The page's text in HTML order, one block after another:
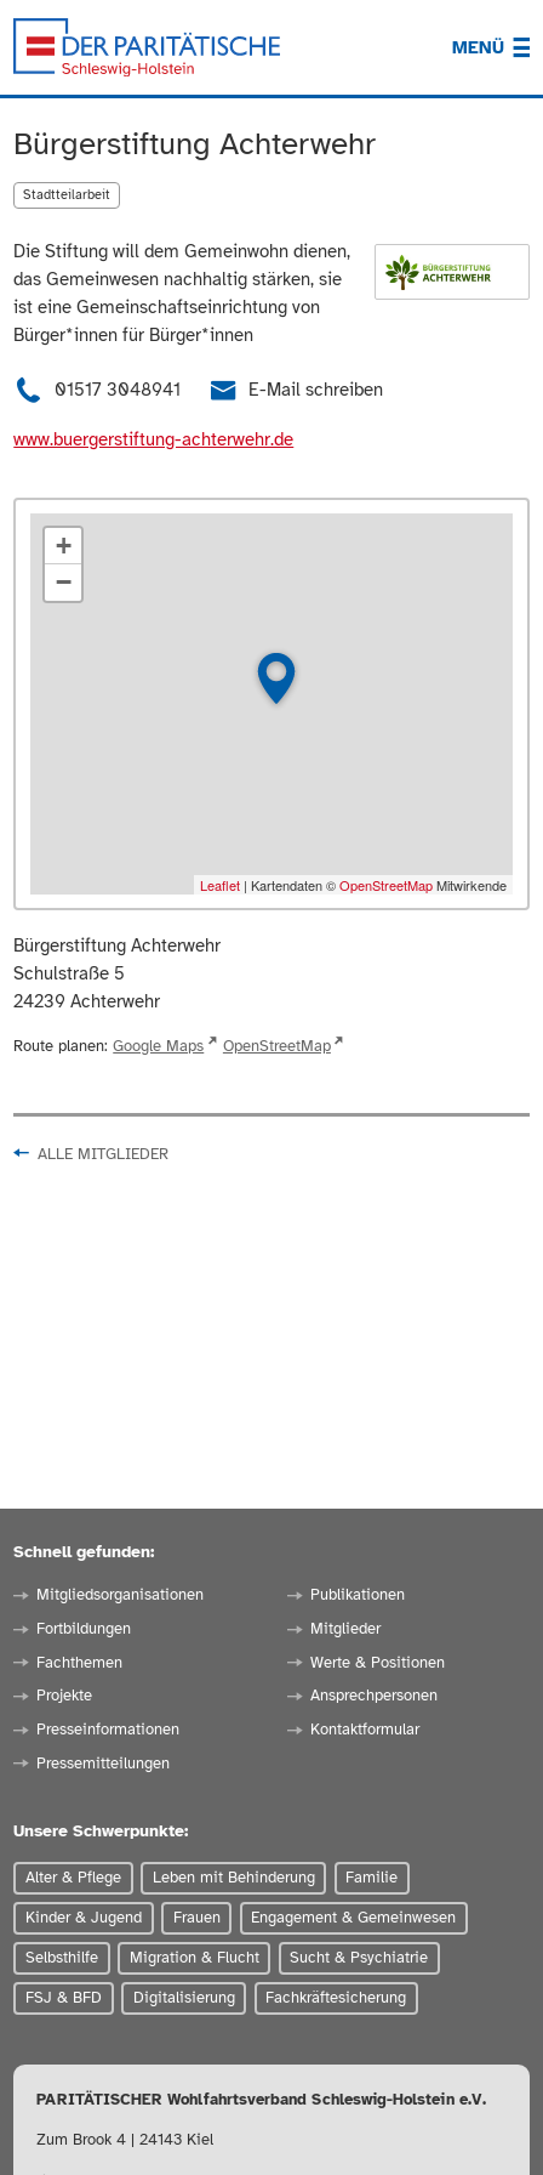
MENÜ
Bürgerstiftung Achterwehr
Stadtteilarbeit
Die Stiftung will dem Gemeinwohn dienen,
das Gemeinwesen nachhaltig stärken, sie
ist eine Gemeinschaftseinrichtung von
Bürger*innen für Bürger*innen
01517 3048941 E-Mail schreiben
www.buergerstiftung-achterwehr.de
+
−
Leaflet | Kartendaten ©OpenStreetMapMitwirkende
Bürgerstiftung Achterwehr
Schulstraße 5
24239 Achterwehr
Route planen: Google Maps OpenStreetMap
ALLE MITGLIEDER
Schnell gefunden:
Mitgliedsorganisationen
Fortbildungen
Fachthemen
Projekte
Presseinformationen
Pressemitteilungen
Publikationen
Mitglieder
Werte & Positionen
Ansprechpersonen
Kontaktformular
Unsere Schwerpunkte:
Alter & Pflege Leben mit Behinderung Familie
Kinder & Jugend Frauen Engagement & Gemeinwesen
Selbsthilfe Migration & Flucht Sucht & Psychiatrie
FSJ & BFD Digitalisierung Fachkräftesicherung
PARITÄTISCHER Wohlfahrtsverband Schleswig-Holstein e.V.
Zum Brook 4 | 24143 Kiel